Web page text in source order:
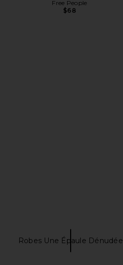
Free People
$68
Robes Une Épaule Dénudée